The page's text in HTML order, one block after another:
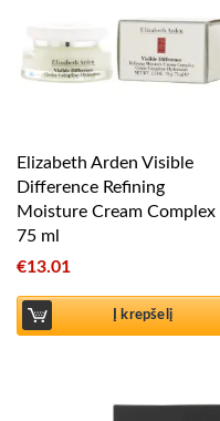
Elizabeth Arden Visible
Difference Refining
Moisture Cream Complex
75 ml
€13.01
Į krepšelį